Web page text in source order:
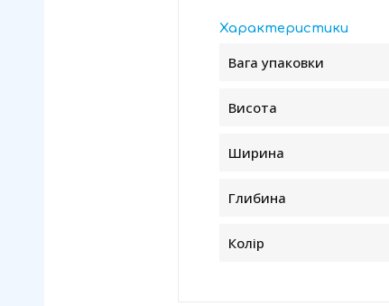
Характеристики
Вага упаковки
Висота
Ширина
Глибина
Колір